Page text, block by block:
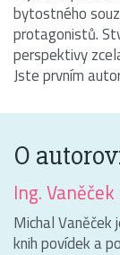
bytostného
protagonistů.
perspektivy
Jste prvním
O
Ing.
Michal
knih povídek a